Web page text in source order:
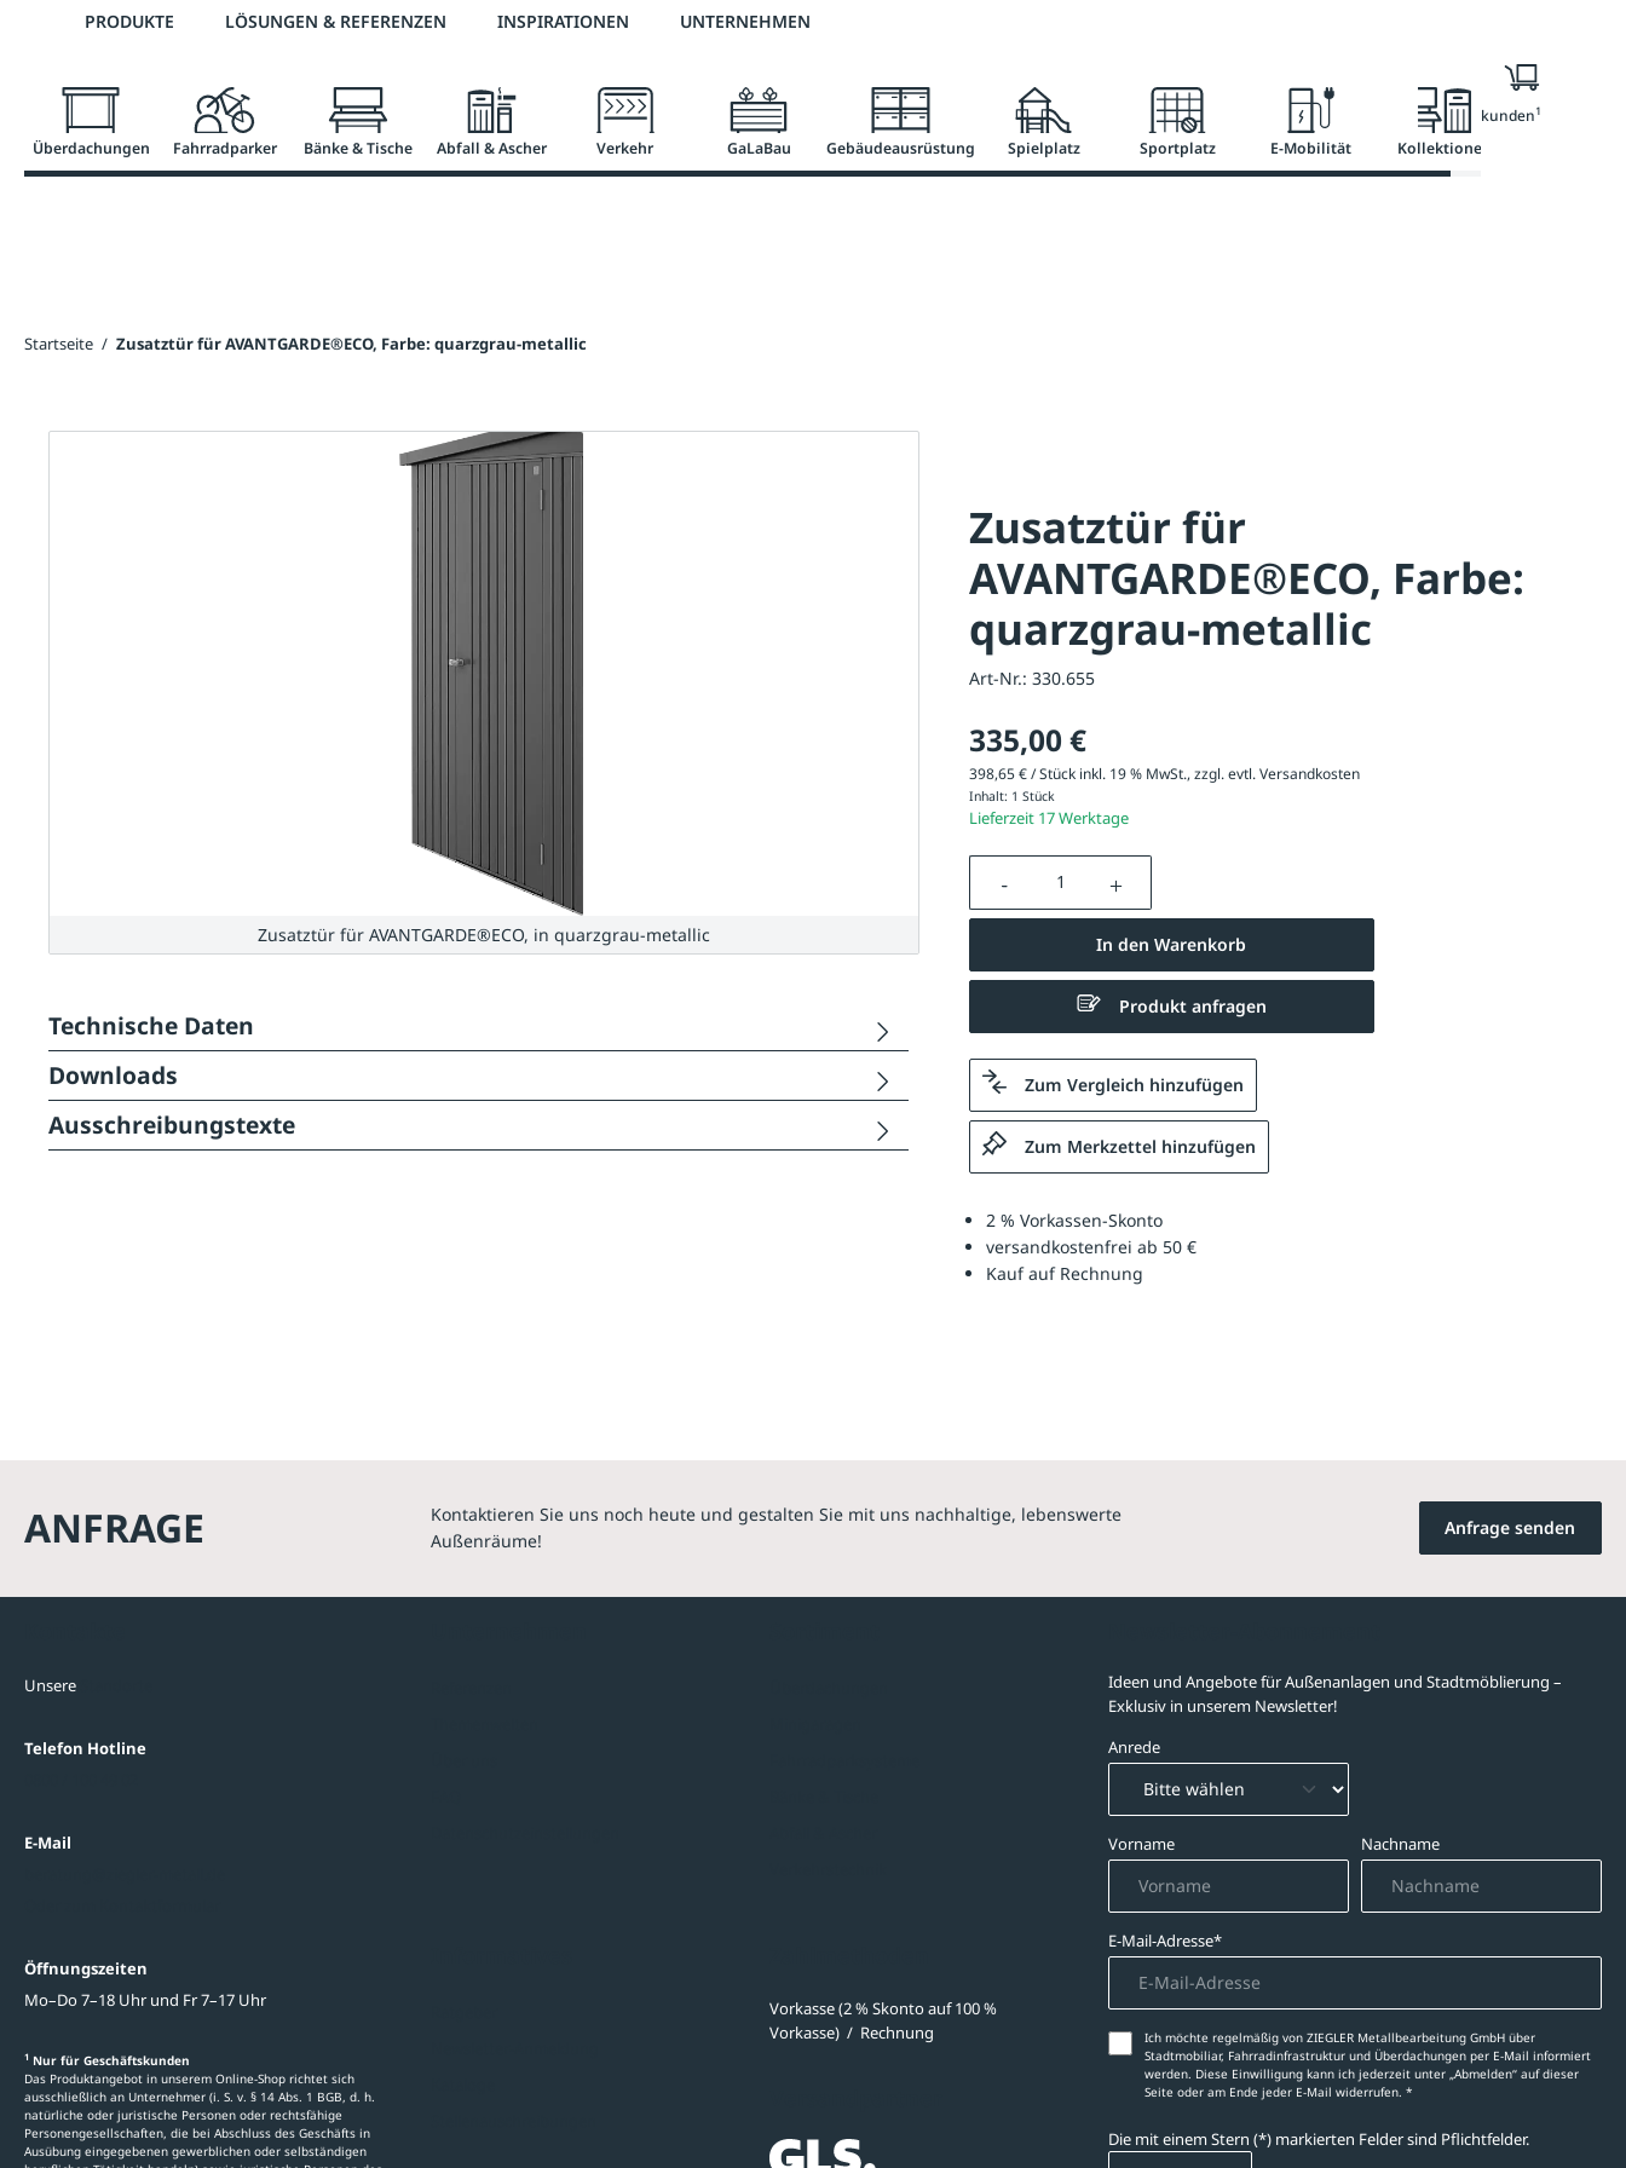
Zur Hauptnavigation springen
Telefon: 0800 / 100 49 02 2 % Vorkassen-Skonto versandkostenfrei ab 50 €
PRODUKTE LÖSUNGEN & REFERENZEN INSPIRATIONEN UNTERNEHMEN
Überdachungen Fahrradparker Bänke & Tische Abfall & Ascher Verkehr GaLaBau Gebäudeausrüstung Spielplatz Sportplatz E-Mobilität Kollektionen
Nur für Geschäftskunden1
Startseite / Zusatztür für AVANTGARDE®ECO, Farbe: quarzgrau-metallic
Zusatztür für
AVANTGARDE®ECO, Farbe:
quarzgrau-metallic
Art-Nr.: 330.655
335,00 €
398,65 € / Stück inkl. 19 % MwSt., zzgl. evtl.Versandkosten
Inhalt: 1 Stück
Lieferzeit 17 Werktage
Produkt Anzahl: Gib den gewünschten Wert ein oder
In den Warenkorb
Produkt anfragen
Zum Vergleich hinzufügen
Zum Merkzettel hinzufügen
2 % Vorkassen-Skonto
versandkostenfrei ab 50 €
Kauf auf Rechnung
Zusatztür für AVANTGARDE®ECO, in quarzgrau-metallic
Technische Daten
Downloads
Ausschreibungstexte
ANFRAGE
Kontaktieren Sie uns noch heute und gestalten Sie mit uns nachhaltige, lebenswerte
Außenräume!
Anfrage senden
Unsere
Telefon Hotline
E-Mail
Öffnungszeiten
Mo–Do 7–18 Uhr und Fr 7–17 Uhr
1 Nur für Geschäftskunden
Das Produktangebot in unserem Online-Shop richtet sich
ausschließlich an Unternehmer (i. S. v. § 14 Abs. 1 BGB, d. h.
natürliche oder juristische Personen oder rechtsfähige
Personengesellschaften, die bei Abschluss des Geschäfts in
Ausübung eingegebenen gewerblichen oder selbständigen
Vorkasse (2 % Skonto auf 100 %
Vorkasse) / Rechnung
Ideen und Angebote für Außenanlagen und Stadtmöblierung –
Exklusiv in unserem Newsletter!
Anrede
Vorname Nachname
E-Mail-Adresse*
Ich möchte regelmäßig von ZIEGLER Metallbearbeitung GmbH über
Stadtmobiliar, Fahrradinfrastruktur und Überdachungen per E-Mail informiert
werden. Diese Einwilligung kann ich jederzeit unter „Abmelden‘‘ auf dieser
Seite oder am Ende jeder E-Mail widerrufen. *
Die mit einem Stern (*) markierten Felder sind Pflichtfelder.